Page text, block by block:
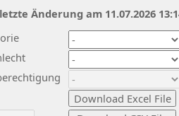
Änderung am 11.07.2026